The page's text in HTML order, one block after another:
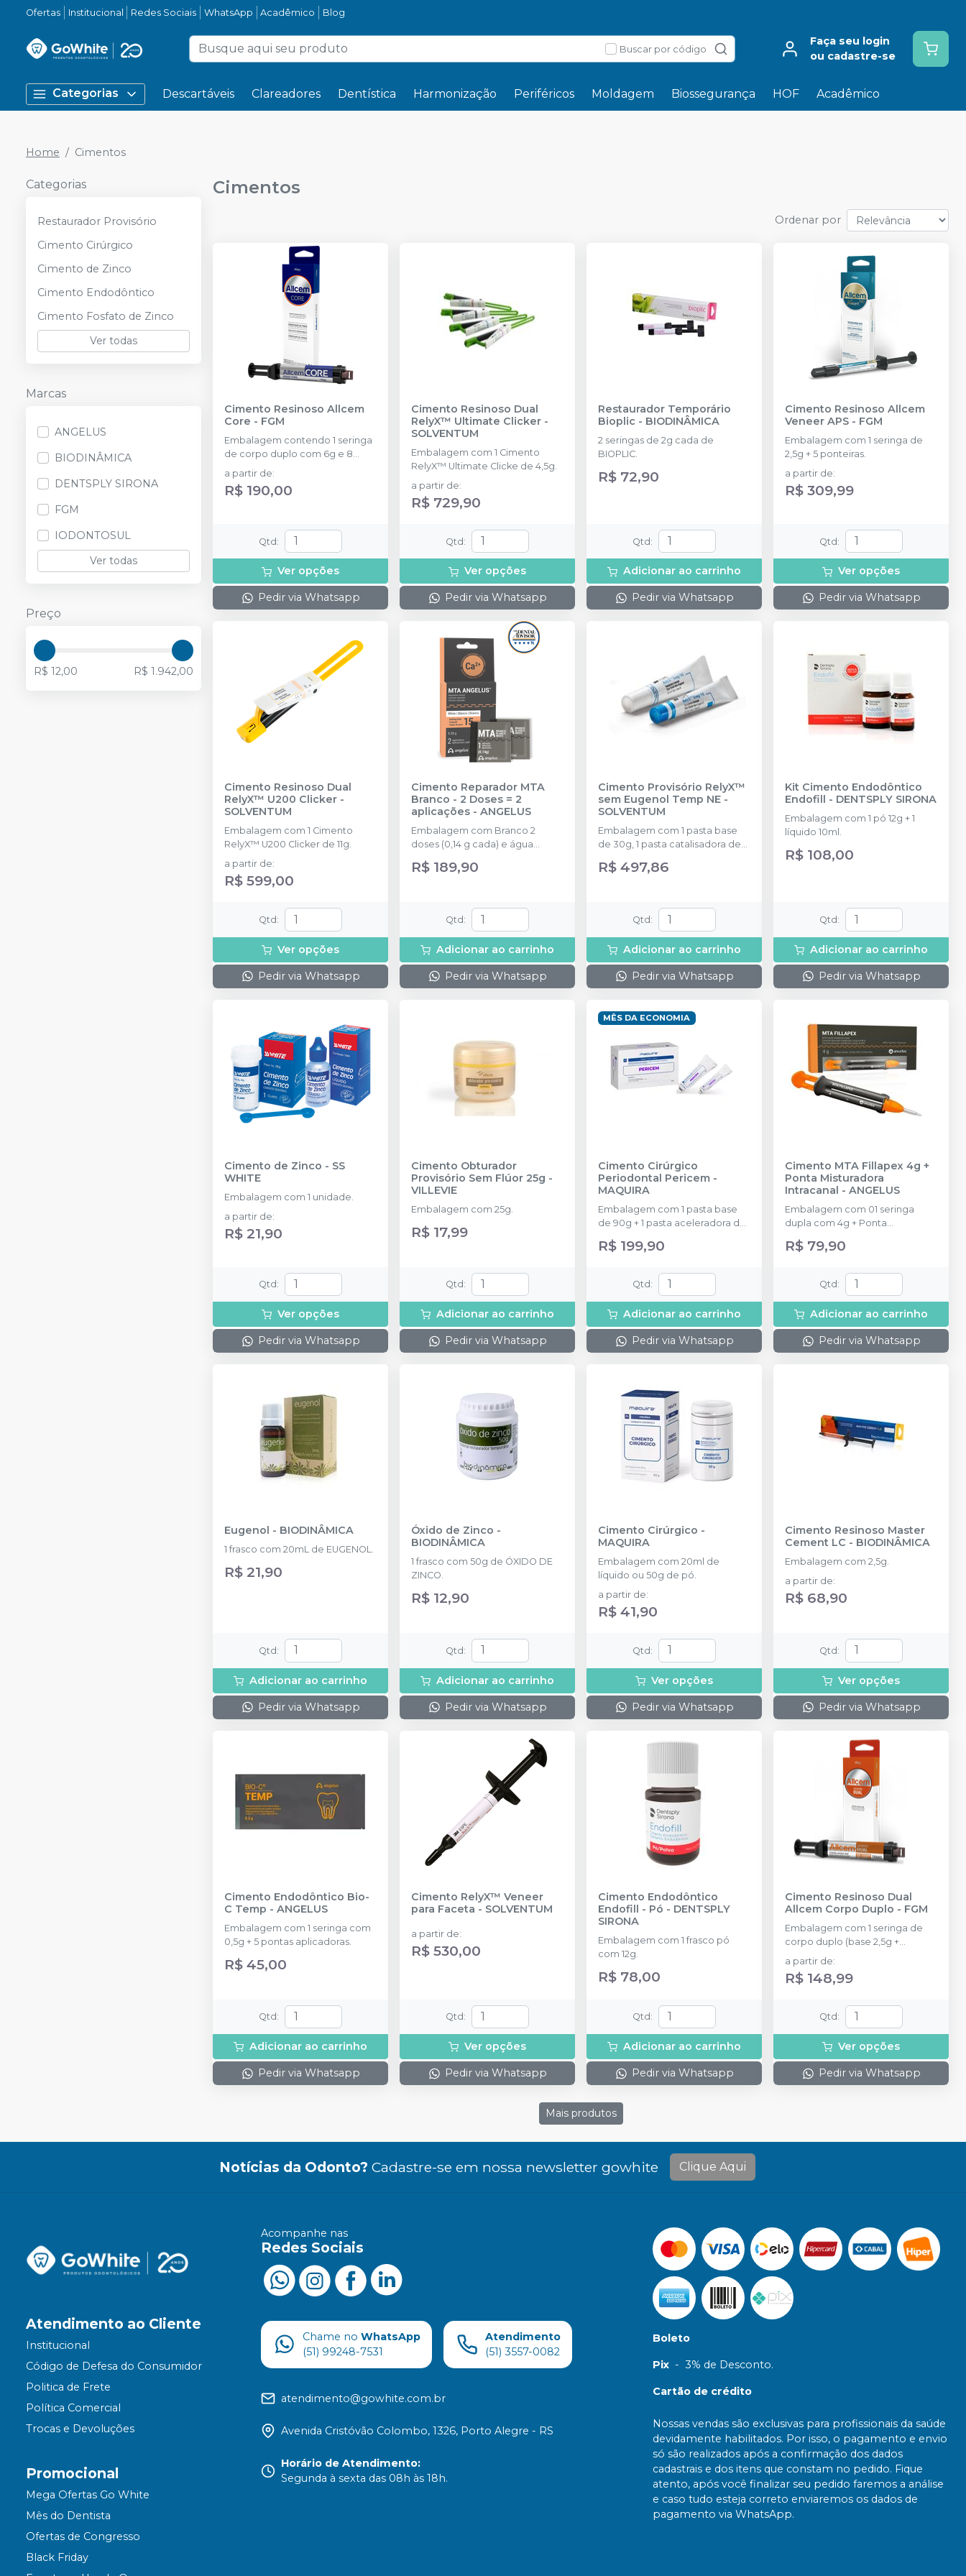
Ofertas Institucional Redes Sociais WhatsApp Acadêmico Blog
Buscar por código
Faça seu login
ou cadastre-se
Categorias Descartáveis Clareadores Dentística Harmonização Periféricos Moldagem Biossegurança HOF Acadêmico
Home Cimentos
Categorias
Restaurador Provisório
Cimento Cirúrgico
Cimento de Zinco
Cimento Endodôntico
Cimento Fosfato de Zinco
Ver todas
Marcas
ANGELUS
BIODINÂMICA
DENTSPLY SIRONA
FGM
IODONTOSUL
Ver todas
Preço
R$ 12,00 R$ 1.942,00
Cimentos
Ordenar por
Cimento Resinoso Allcem
Core - FGM
Embalagem contendo 1 seringa
de corpo duplo com 6g e 8
ponteiras
a partir de:
R$ 190,00
Qtd:
Ver opções
Pedir via Whatsapp
Cimento Resinoso Dual
RelyX™ Ultimate Clicker -
SOLVENTUM
Embalagem com 1 Cimento
RelyX™ Ultimate Clicke de 4,5g.
a partir de:
R$ 729,90
Qtd:
Ver opções
Pedir via Whatsapp
Restaurador Temporário
Bioplic - BIODINÂMICA
2 seringas de 2g cada de
BIOPLIC.
R$ 72,90
Qtd:
Adicionar ao carrinho
Pedir via Whatsapp
Cimento Resinoso Allcem
Veneer APS - FGM
Embalagem com 1 seringa de
2,5g + 5 ponteiras.
a partir de:
R$ 309,99
Qtd:
Ver opções
Pedir via Whatsapp
Cimento Resinoso Dual
RelyX™ U200 Clicker -
SOLVENTUM
Embalagem com 1 Cimento
RelyX™ U200 Clicker de 11g.
a partir de:
R$ 599,00
Qtd :
Ver opções
Pedir via Whatsapp
Cimento Reparador MTA
Branco - 2 Doses = 2
aplicações - ANGELUS
Embalagem com Branco 2
doses (0,14 g cada) e água
destilada (3 ml)
R$ 189,90
Qtd :
Adicionar ao carrinho
Pedir via Whatsapp
Cimento Provisório RelyX™
sem Eugenol Temp NE -
SOLVENTUM
Embalagem com 1 pasta base
de 30g, 1 pasta catalisadora de
13g e 1 bloco de espatulação.
R$ 497,86
Qtd :
Adicionar ao carrinho
Pedir via Whatsapp
Kit Cimento Endodôntico
Endofill
- DENTSPLY SIRONA
Embalagem com 1 pó 12g + 1
líquido 10ml.
R$ 108,00
Qtd :
Adicionar ao carrinho
Pedir via Whatsapp
Cimento de Zinco - SS
WHITE
Embalagem com 1 unidade.
a partir de:
R$ 21,90
Qtd :
Ver opções
Pedir via Whatsapp
Cimento Obturador
Provisório Sem Flúor 25g -
VILLEVIE
Embalagem com 25g.
R$ 17,99
Qtd :
Adicionar ao carrinho
Pedir via Whatsapp
MÊS DA ECONOMIA
Cimento Cirúrgico
Periodontal Pericem -
MAQUIRA
Embalagem com 1 pasta base
de 90g + 1 pasta aceleradora de
R$ 199,90
Qtd :
Adicionar ao carrinho
Pedir via Whatsapp
Cimento MTA Fillapex 4g +
Ponta Misturadora
Intracanal - ANGELUS
Embalagem com 01 seringa
dupla com 4g + Ponta
R$ 79,90
Qtd :
Adicionar ao carrinho
Pedir via Whatsapp
Eugenol - BIODINÂMICA
1 frasco com 20mL de EUGENOL.
R$ 21,90
Qtd :
Adicionar ao carrinho
Pedir via Whatsapp
Óxido de Zinco -
BIODINÂMICA
1 frasco com 50g de ÓXIDO DE
ZINCO.
R$ 12,90
Qtd :
Adicionar ao carrinho
Pedir via Whatsapp
Cimento Cirúrgico -
MAQUIRA
Embalagem com 20ml de
líquido ou 50g de pó.
a partir de:
R$ 41,90
Qtd :
Ver opções
Pedir via Whatsapp
Cimento Resinoso Master
Cement LC - BIODINÂMICA
Embalagem com 2,5g.
a partir de:
R$ 68,90
Qtd :
Ver opções
Pedir via Whatsapp
Cimento Endodôntico Bio-
C Temp - ANGELUS
Embalagem com 1 seringa com
0,5g + 5 pontas aplicadoras.
R$ 45,00
Qtd :
Adicionar ao carrinho
Pedir via Whatsapp
Cimento RelyX™ Veneer
para Faceta - SOLVENTUM
a partir de:
R$ 530,00
Qtd :
Ver opções
Pedir via Whatsapp
Cimento Endodôntico
Endofill - Pó - DENTSPLY
SIRONA
Embalagem com 1 frasco pó
com 12g.
R$ 78,00
Qtd :
Adicionar ao carrinho
Pedir via Whatsapp
Cimento Resinoso Dual
Allcem Corpo Duplo - FGM
Embalagem com 1 seringa de
corpo duplo (base 2,5g +
catalisador 2,5g) + 5 ponteiras.
a partir de:
R$ 148,99
Qtd :
Ver opções
Pedir via Whatsapp
Mais produtos
Notícias da Odonto? Cadastre-se em nossa newsletter gowhite Clique Aqui
Atendimento ao Cliente
Institucional
Código de Defesa do Consumidor
Politica de Frete
Política Comercial
Trocas e Devoluções
Promocional
Mega Ofertas Go White
Mês do Dentista
Ofertas de Congresso
Black Friday
Acompanhe nas
Redes Sociais
Chame no WhatsApp
(51) 99248-7531
Atendimento
(51) 3557-0082
atendimento@gowhite.com.br
Avenida Cristóvão Colombo, 1326, Porto Alegre - RS
Horário de Atendimento:
Segunda à sexta das 08h às 18h.
Boleto
Pix - 3% de Desconto.
Cartão de crédito
Nossas vendas são exclusivas para profissionais da saúde
devidamente habilitados. Por isso, o pagamento e envio
só são realizados após a confirmação dos dados
cadastrais e dos itens que constam no pedido. Fique
atento, após você finalizar seu pedido faremos a análise
e caso tudo esteja correto enviaremos os dados de
pagamento via WhatsApp.